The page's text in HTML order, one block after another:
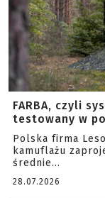
FARBA, czyli
testowany w
Polska firma
kamuflażu
średnie...
28.07.2026